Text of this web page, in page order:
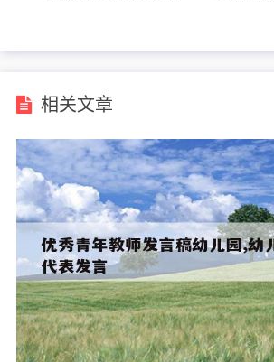
相关文章